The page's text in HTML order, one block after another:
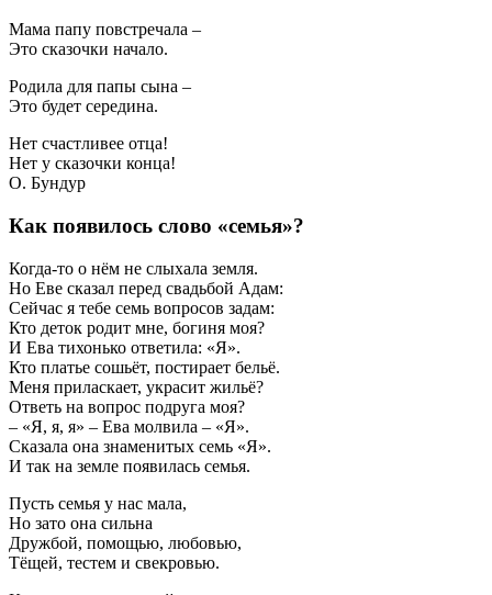
Мама папу повстречала –
Это сказочки начало.
Родила для папы сына –
Это будет середина.
Нет счастливее отца!
Нет у сказочки конца!
О. Бундур
Как появилось слово «семья»?
Когда-то о нём не слыхала земля.
Но Еве сказал перед свадьбой Адам:
Сейчас я тебе семь вопросов задам:
Кто деток родит мне, богиня моя?
И Ева тихонько ответила: «Я».
Кто платье сошьёт, постирает бельё.
Меня приласкает, украсит жильё?
Ответь на вопрос подруга моя?
– «Я, я, я» – Ева молвила – «Я».
Сказала она знаменитых семь «Я».
И так на земле появилась семья.
Пусть семья у нас мала,
Но зато она сильна
Дружбой, помощью, любовью,
Тёщей, тестем и свекровью.